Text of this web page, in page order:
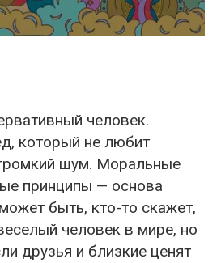
человек.
который не любит
шум. Моральные
принципы — основа
быть, кто-то скажет,
человек в мире, но
друзья и близкие ценят